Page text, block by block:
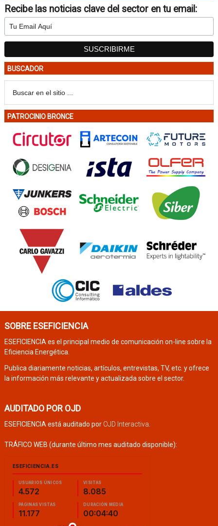
Recibe las noticias clave del sector en tu email:
BUSCADOR
PATROCINIO BRONCE
SOBRE ESEFICIENCIA
ESEFICIENCIA es el principal medio de comunicación on-line sobre la
Eficiencia Energética.
Publica diariamente noticias, artículos, entrevistas, TV, etc. y ofrece
la información más relevante y actualizada sobre el sector.
AUDITADO POR OJD
ESEFICIENCIA está auditado por OJD Interactiva
TRÁFICO WEB (durante último mes auditado disponible):